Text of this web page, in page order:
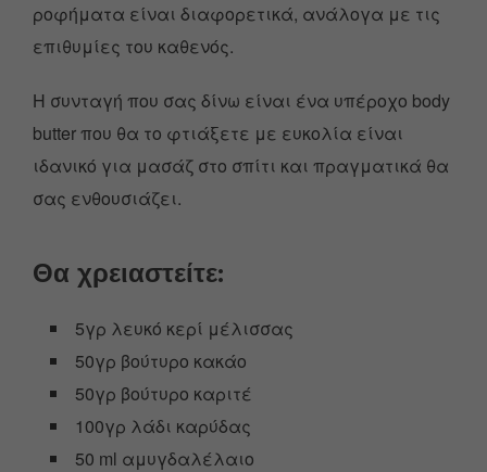
ροφήματα είναι διαφορετικά, ανάλογα με τις
επιθυμίες του καθενός.
Η συνταγή που σας δίνω είναι ένα υπέροχο body
butter που θα το φτιάξετε με ευκολία είναι
ιδανικό για μασάζ στο σπίτι και πραγματικά θα
σας ενθουσιάζει.
Θα χρειαστείτε:
5γρ λευκό κερί μέλισσας
50γρ βούτυρο κακάο
50γρ βούτυρο καριτέ
100γρ λάδι καρύδας
50 ml αμυγδαλέλαιο